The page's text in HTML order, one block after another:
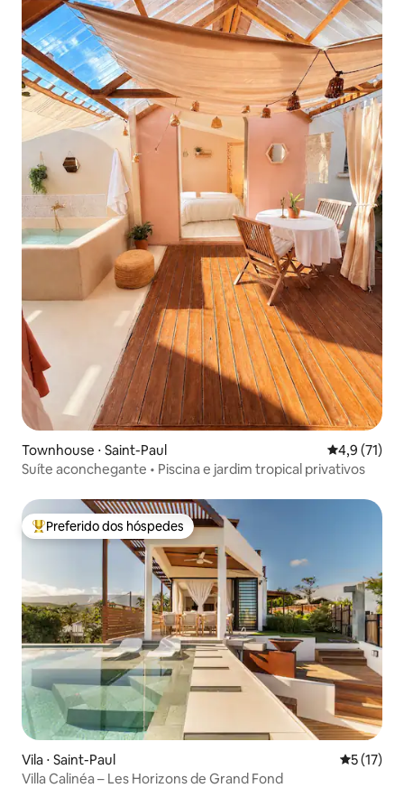
Townhouse ⋅ Saint-Paul 4,9 de uma
4,9 (71)
Suíte aconchegante • Piscina e jardim tropical privativos
Entre os melhores preferidos dos hóspedes
Preferido dos hóspedes
Vila ⋅ Saint-Paul 5 de uma
5 (17)
Villa Calinéa – Les Horizons de Grand Fond